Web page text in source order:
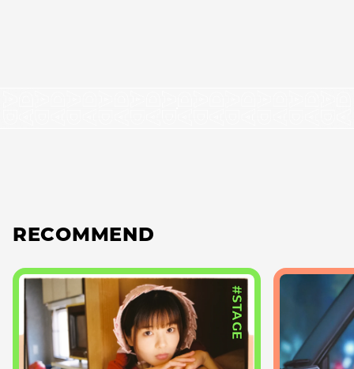
RECOMMEND
#STAGE